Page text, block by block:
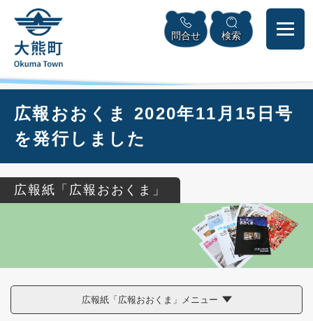
頭
メニューを飛ばして本文へ
問合せ 検索
広報おおくま 2020年11月15日号
を発行しました
広報紙「広報おおくま」
広報紙「広報おおくま」メニュー